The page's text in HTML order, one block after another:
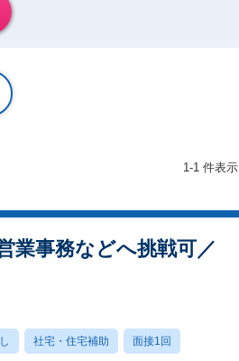
1-1 件表示
業事務などへ挑戦可／
社宅・住宅補助 面接1回